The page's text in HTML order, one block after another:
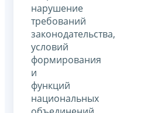
нарушение
требований
законодательства,
условий
формирования
и
функций
национальных